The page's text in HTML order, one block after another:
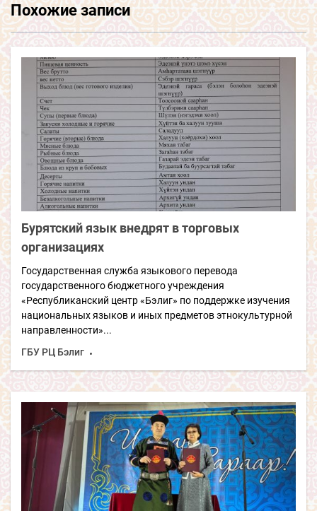
Похожие записи
Бурятский язык внедрят в торговых
организациях
Государственная служба языкового перевода
государственного бюджетного учреждения
«Республиканский центр «Бэлиг» по поддержке изучения
национальных языков и иных предметов этнокультурной
направленности»...
ГБУ РЦ Бэлиг